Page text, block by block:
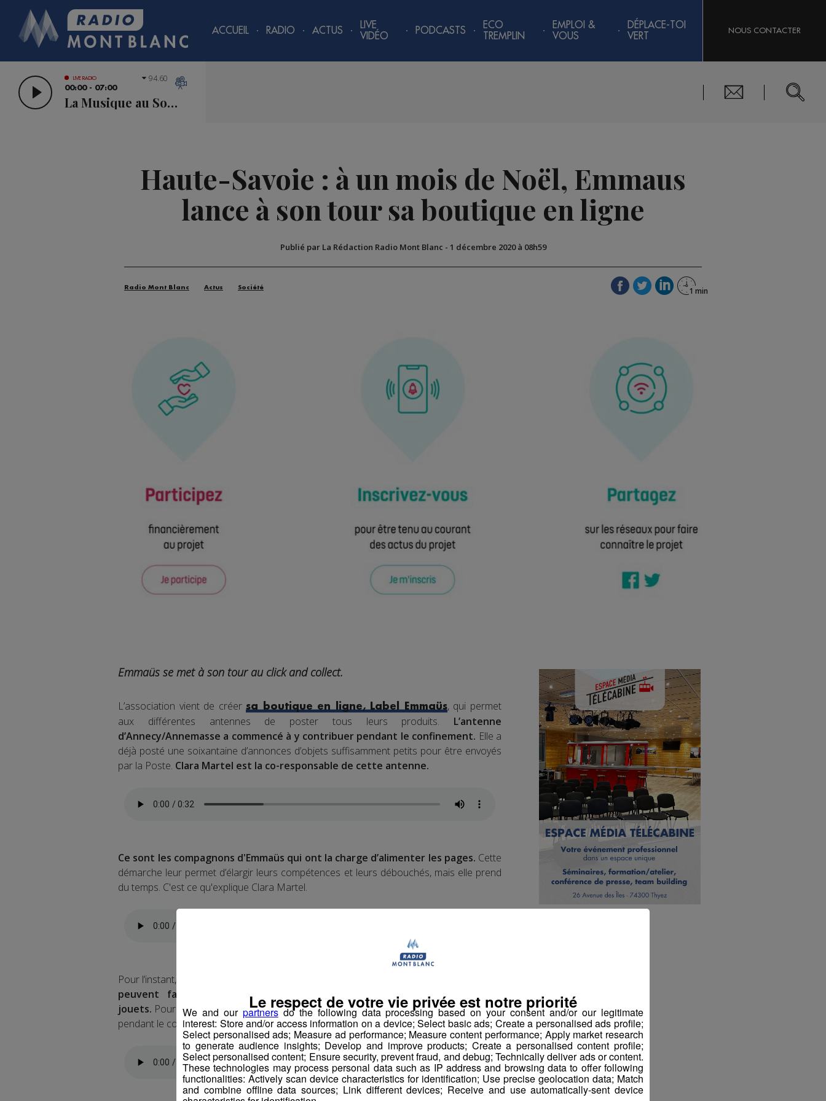
ACCUEIL RADIO ACTUS
LIVE
VIDÉO
PODCASTS
ECO
TREMPLIN
EMPLOI &
VOUS
DÉPLACE-TOI
VERT
NOUS CONTACTER
LIVE RADIO
00:00 - 07:00
La Musique au Sommet
94.60
Haute-Savoie : à un mois de Noël, Emmaus
lance à son tour sa boutique en ligne
Publié par La Rédaction Radio Mont Blanc - 1 décembre 2020 à 08h59
Radio Mont Blanc Actus Société
Emmaüs se met à son tour au click and collect.
L’association vient de créersa boutique en ligne, Label Emmaüs, qui permet
aux différentes antennes de poster tous leurs produits. L’antenne
d’Annecy/Annemasse a commencé à y contribuer pendant le confinement. Elle a
déjà posté une soixantaine d’annonces d’objets suffisamment petits pour être envoyés
par la Poste. Clara Martel est la co-responsable de cette antenne.
Ce sont les compagnons d'Emmaüs qui ont la charge d’alimenter les pages. Cette
démarche leur permet d’élargir leurs compétences et leurs débouchés, mais elle prend
du temps. C'est ce qu'explique Clara Martel.
Pour l’instant,
peuvent facilement s’envoyer par la Poste, comme des livres ou des
jouets. Pour les gros, comme l’électro-ménager, c’est un autre système qui a été trouvé
pendant le confinement. Clara Martel le présente.
We and our partnersdo the following data processing based on your consent and/or our legitimate
interest: Store and/or access information on a device; Select basic ads; Create a personalised ads profile;
Select personalised ads; Measure ad performance; Measure content performance; Apply market research
to generate audience insights; Develop and improve products; Create a personalised content profile;
Select personalised content; Ensure security, prevent fraud, and debug; Technically deliver ads or content.
These technologies may process personal data such as IP address and browsing data to offer following
functionalities: Actively scan device characteristics for identification; Use precise geolocation data; Match
and combine offline data sources; Link different devices; Receive and use automatically-sent device
Le respect de votre vie privée est notre priorité